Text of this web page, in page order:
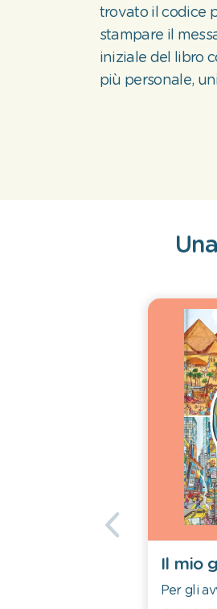
trovato il codice
stampare il
iniziale del libro
più personale,
Il mio
Per gli